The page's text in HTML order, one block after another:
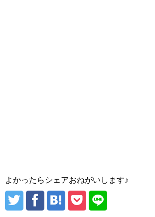
よかったらシェアおねがいします♪